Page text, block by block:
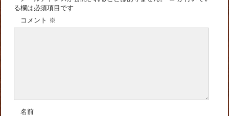
る欄は必須項目です
コメント ※
名前